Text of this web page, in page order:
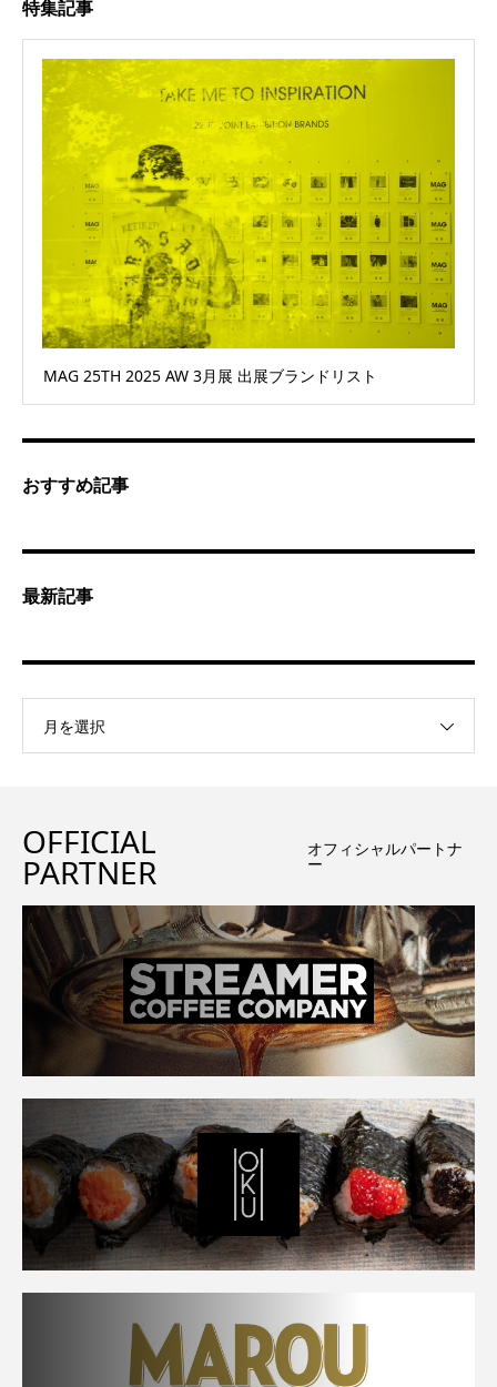
特集記事
MAG 25TH 2025 AW 3月展 出展ブランドリスト
おすすめ記事
最新記事
月を選択
OFFICIAL
PARTNER
オフィシャルパートナ
ー